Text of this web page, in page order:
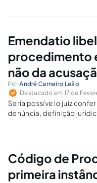
ponto de vista, um
Emendatio
procedimento
não da
PorAndré Carneiro Leão
Destacado em 17 de
Seria possível o juiz
denúncia, definição
enfim, abrir a
Código de
primeira